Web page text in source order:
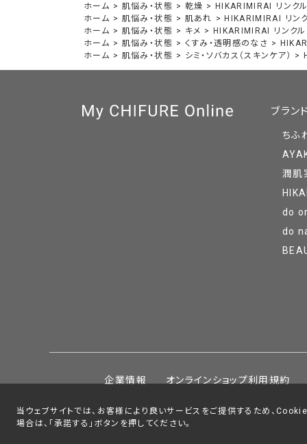
ホーム > 肌悩み・状態 > 乾燥 > HIKARIMIRAI リンク
ホーム > 肌悩み・状態 > 肌あれ >HIKARIMIRAI リン
ホーム > 肌悩み・状態 > キメ > HIKARIMIRAI リンクル
ホーム > 肌悩み・状態 > くすみ・透明感のなさ >
ホーム > 肌悩み・状態 > シミ・ソバカス（スキンケア） >
ブラン
ちふ
潤肌
do
do
企業情報 オンラインショップ利用規約
当ウェブサイトでは、お客様により良いサービスをご提供するため、
場合は、「承諾する」ボタンを押してください。